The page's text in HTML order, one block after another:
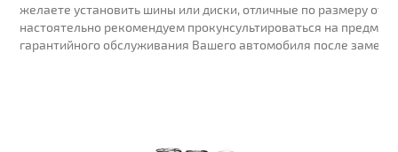
желаете установить шины или диски, отличные по размеру от
настоятельно рекомендуем прокунсультироваться на предмет
гарантийного обслуживания Вашего автомобиля после